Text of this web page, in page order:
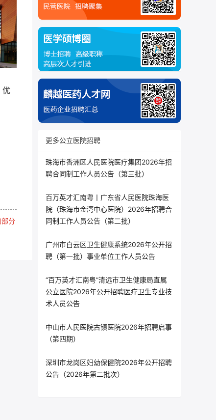
优
部分
更多公立医院招聘
珠海市香洲区人民医院医疗集团2026年招
聘合同制工作人员公告（第三批）
百万英才汇南粤丨广东省人民医院珠海医
院（珠海市金湾中心医院）2026年招聘合
同制工作人员公告（第二批）
广州市白云区卫生健康系统2026年公开招
聘（第一批）事业单位工作人员公告
“百万英才汇南粤”清远市卫生健康局直属
公立医院2026年公开招聘医疗卫生专业技
术人员公告
中山市人民医院古镇医院2026年招聘启事
（第四期）
深圳市龙岗区妇幼保健院2026年公开招聘
公告（2026年第二批次）